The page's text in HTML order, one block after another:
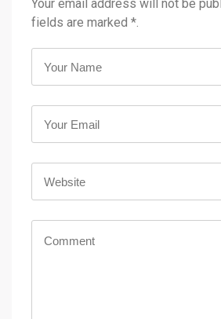
Your email address will not be
fields are marked *.